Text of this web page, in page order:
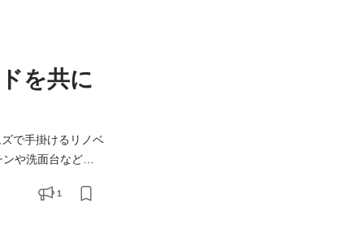
を共に
で手掛けるリノベ
や洗面台など職
にとっても入居
1